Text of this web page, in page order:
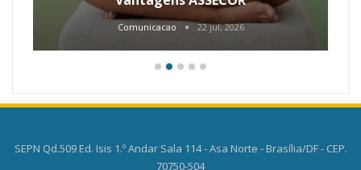
Comunicacao 22 jul, 2026
SEPN Qd.509 Ed. Isis 1.º Andar Sala 114 - Asa Norte - Brasília/DF - CEP.
70750-504